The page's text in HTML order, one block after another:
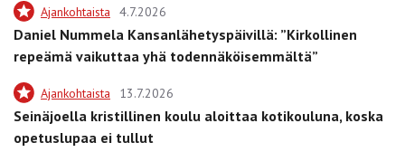
Ajankohtaista 4.7.2026
Daniel Nummela Kansanlähetyspäivillä: ”Kirkollinen
repeämä vaikuttaa yhä todennäköisemmältä”
Ajankohtaista 13.7.2026
Seinäjoella kristillinen koulu aloittaa kotikouluna, koska
opetuslupaa ei tullut